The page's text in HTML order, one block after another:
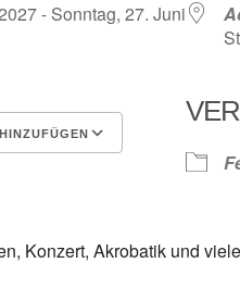
- Sonntag, 27. Juni
Google
Konzert, Akrobatik und